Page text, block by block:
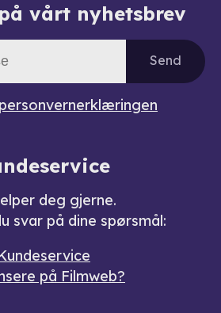
vårt nyhetsbrev
Send
personvernerklæringen
deg gjerne.
svar på dine spørsmål:
på Filmweb?